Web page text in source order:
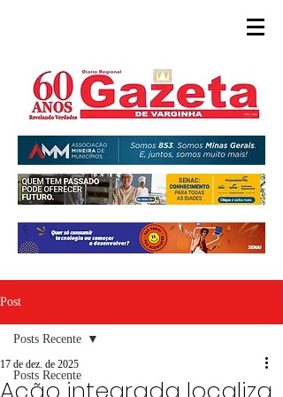
Post
Posts Recente
Posts Recente
17 de dez. de 2025